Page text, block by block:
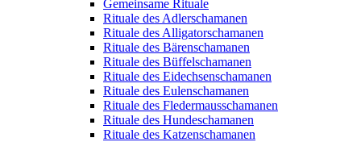
Gemeinsame Rituale
Rituale des Adlerschamanen
Rituale des Alligatorschamanen
Rituale des Bärenschamanen
Rituale des Büffelschamanen
Rituale des Eidechsenschamanen
Rituale des Eulenschamanen
Rituale des Fledermausschamanen
Rituale des Hundeschamanen
Rituale des Katzenschamanen